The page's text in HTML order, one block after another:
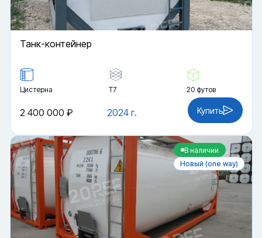
Танк-контейнер
Цистерна Т7 20 футов
2024 г.
2 400 000 ₽ Купить
В наличии
Новый (one way)